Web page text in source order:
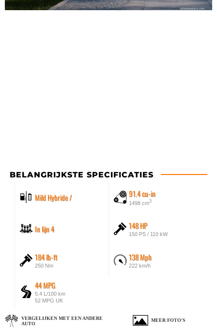
BELANGRIJKSTE SPECIFICATIES
Mild Hybride / 91.4 cu-in
1498 cm3
In lijn 4 148 HP
150 PS / 110 kW
184 lb-ft
250 Nm
138 Mph
222 km/h
44 MPG
5.4 L/100 km
52 MPG UK
VERGELIJKEN MET EEN ANDERE
AUTO
MEER FOTO'S